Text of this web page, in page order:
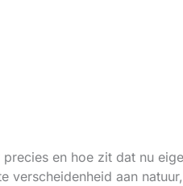
en hoe zit dat nu
aan